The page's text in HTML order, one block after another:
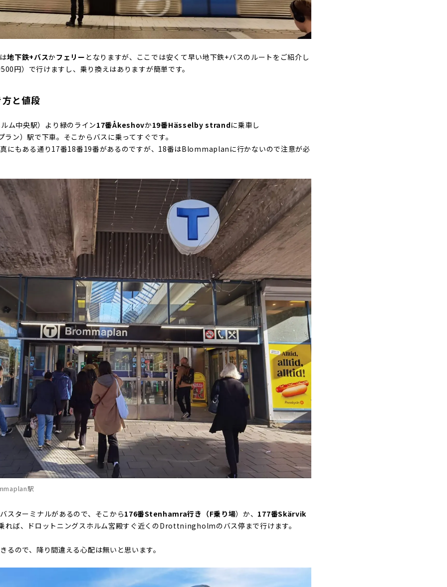
地下鉄+バスかフェリー となりますが、ここでは安くて早い地下鉄+バスのルートをご紹介し
円）で行けますし、乗り換えはありますが簡単です。
と値段
ム中央駅）より緑のライン17番Åkeshovか19番Hässelby strandに乗車し
ラン）駅で下車。そこからバスに乗ってすぐです。
にもある通り17番18番19番があるのですが、18番はBlommaplanに行かないので注意が必
駅
スターミナルがあるので、そこから176番Stenhamra行き（F乗り場）か、 177番Skärvik
れば、ドロットニングスホルム宮殿すぐ近くのDrottningholmのバス停まで行けます。
るので、降り間違える心配は無いと思います。